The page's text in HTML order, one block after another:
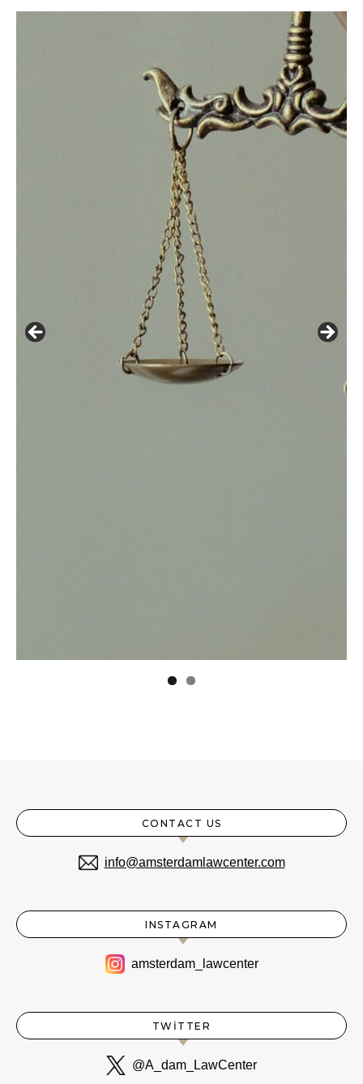
CONTACT US
info@amsterdamlawcenter.com
INSTAGRAM
amsterdam_lawcenter
TWITTER
@A_dam_LawCenter